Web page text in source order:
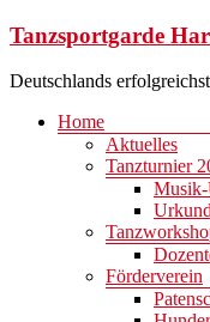
Zum
springen
Tanzsportgarde
Deutschlands
Menü
Home
Aktuelles
Tanzturnier
Förderverein